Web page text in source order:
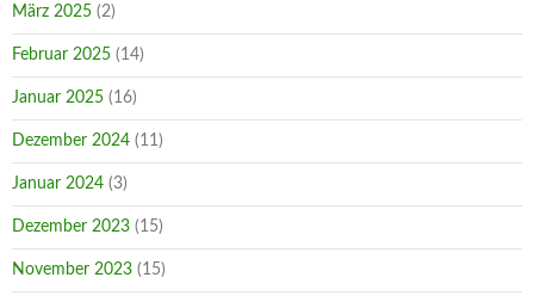
März 2025 (2)
Februar 2025 (14)
Januar 2025 (16)
Dezember 2024 (11)
Januar 2024 (3)
Dezember 2023 (15)
November 2023 (15)